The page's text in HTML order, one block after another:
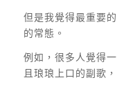
但是我覺得最重要
的常態。
例如，很多人覺得
且琅琅上口的副歌